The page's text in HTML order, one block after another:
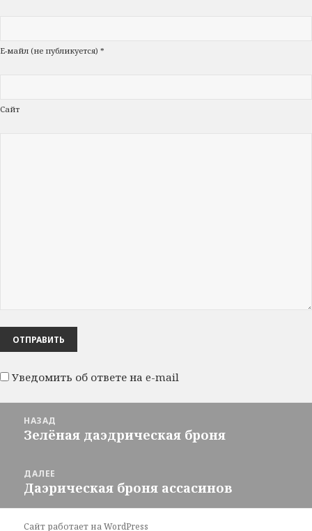
Е-майл (не публикуется) *
Сайт
Уведомить об ответе на e-mail
НАЗАД
Предыдущая
Зелёная даэдрическая броня
ДАЛЕЕ
Следующая
запись:
Даэрическая броня ассасинов
Сайт работает на WordPress